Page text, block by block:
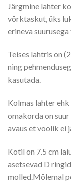
Järgmine lahter
võrktaskut, üks
erineva suurusega
Teises lahtris on
ning
kasutada.
Kolmas lahter
omakorda on
avaus et voolik ei
Kotil on 7.5 cm
asetsevad D
molled.Mõlemal